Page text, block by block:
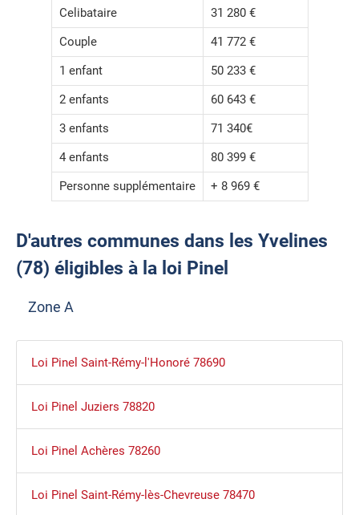
Celibataire
31 280 €
Couple
41 772 €
1 enfant
50 233 €
2 enfants
60 643 €
3 enfants
71 340€
4 enfants
80 399 €
Personne supplémentaire
+ 8 969 €
D'autres communes dans les Yvelines
(78) éligibles à la loi Pinel
Zone A
Loi Pinel Saint-Rémy-l'Honoré 78690
Loi Pinel Juziers 78820
Loi Pinel Achères 78260
Loi Pinel Saint-Rémy-lès-Chevreuse 78470